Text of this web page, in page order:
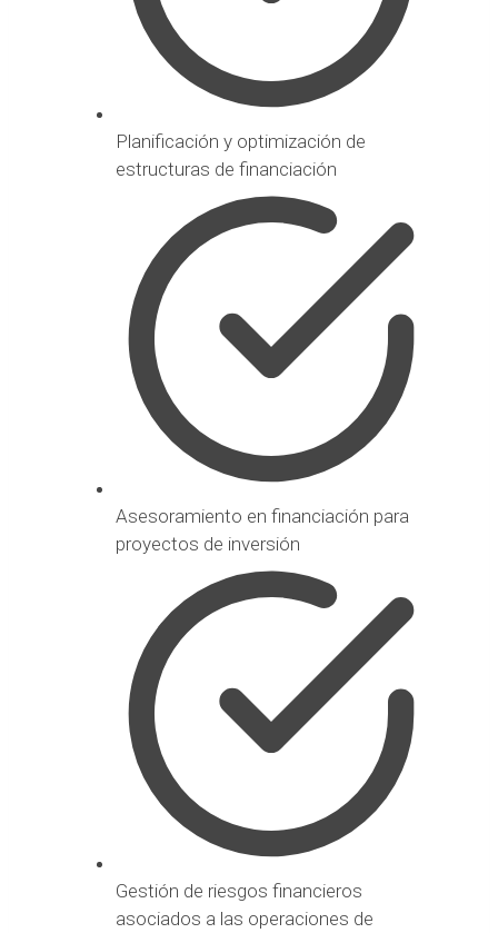
Planificación y optimización de
estructuras de financiación
Asesoramiento en financiación para
proyectos de inversión
Gestión de riesgos financieros
asociados a las operaciones de